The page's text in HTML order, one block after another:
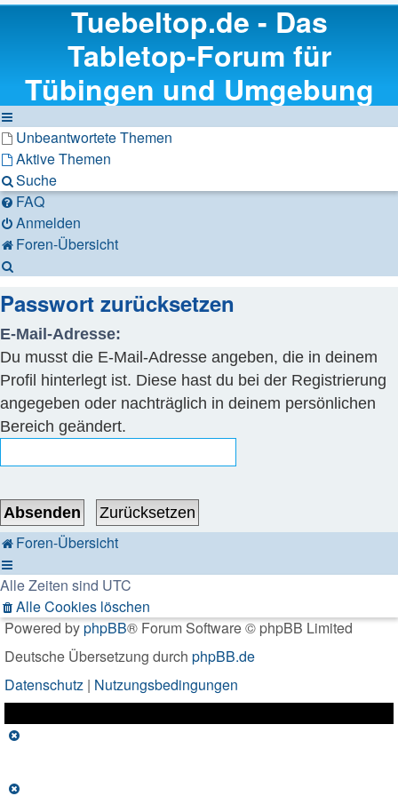
Tuebeltop.de - Das
Tabletop-Forum für
Tübingen und Umgebung
Unbeantwortete Themen
Aktive Themen
Suche
FAQ
Anmelden
Foren-Übersicht
Passwort zurücksetzen
E-Mail-Adresse:
Du musst die E-Mail-Adresse angeben, die in deinem
Profil hinterlegt ist. Diese hast du bei der Registrierung
angegeben oder nachträglich in deinem persönlichen
Bereich geändert.
Foren-Übersicht
Alle Zeiten sind UTC
Alle Cookies löschen
Powered byphpBB® Forum Software © phpBB Limited
Deutsche Übersetzung durch phpBB.de
Datenschutz | Nutzungsbedingungen